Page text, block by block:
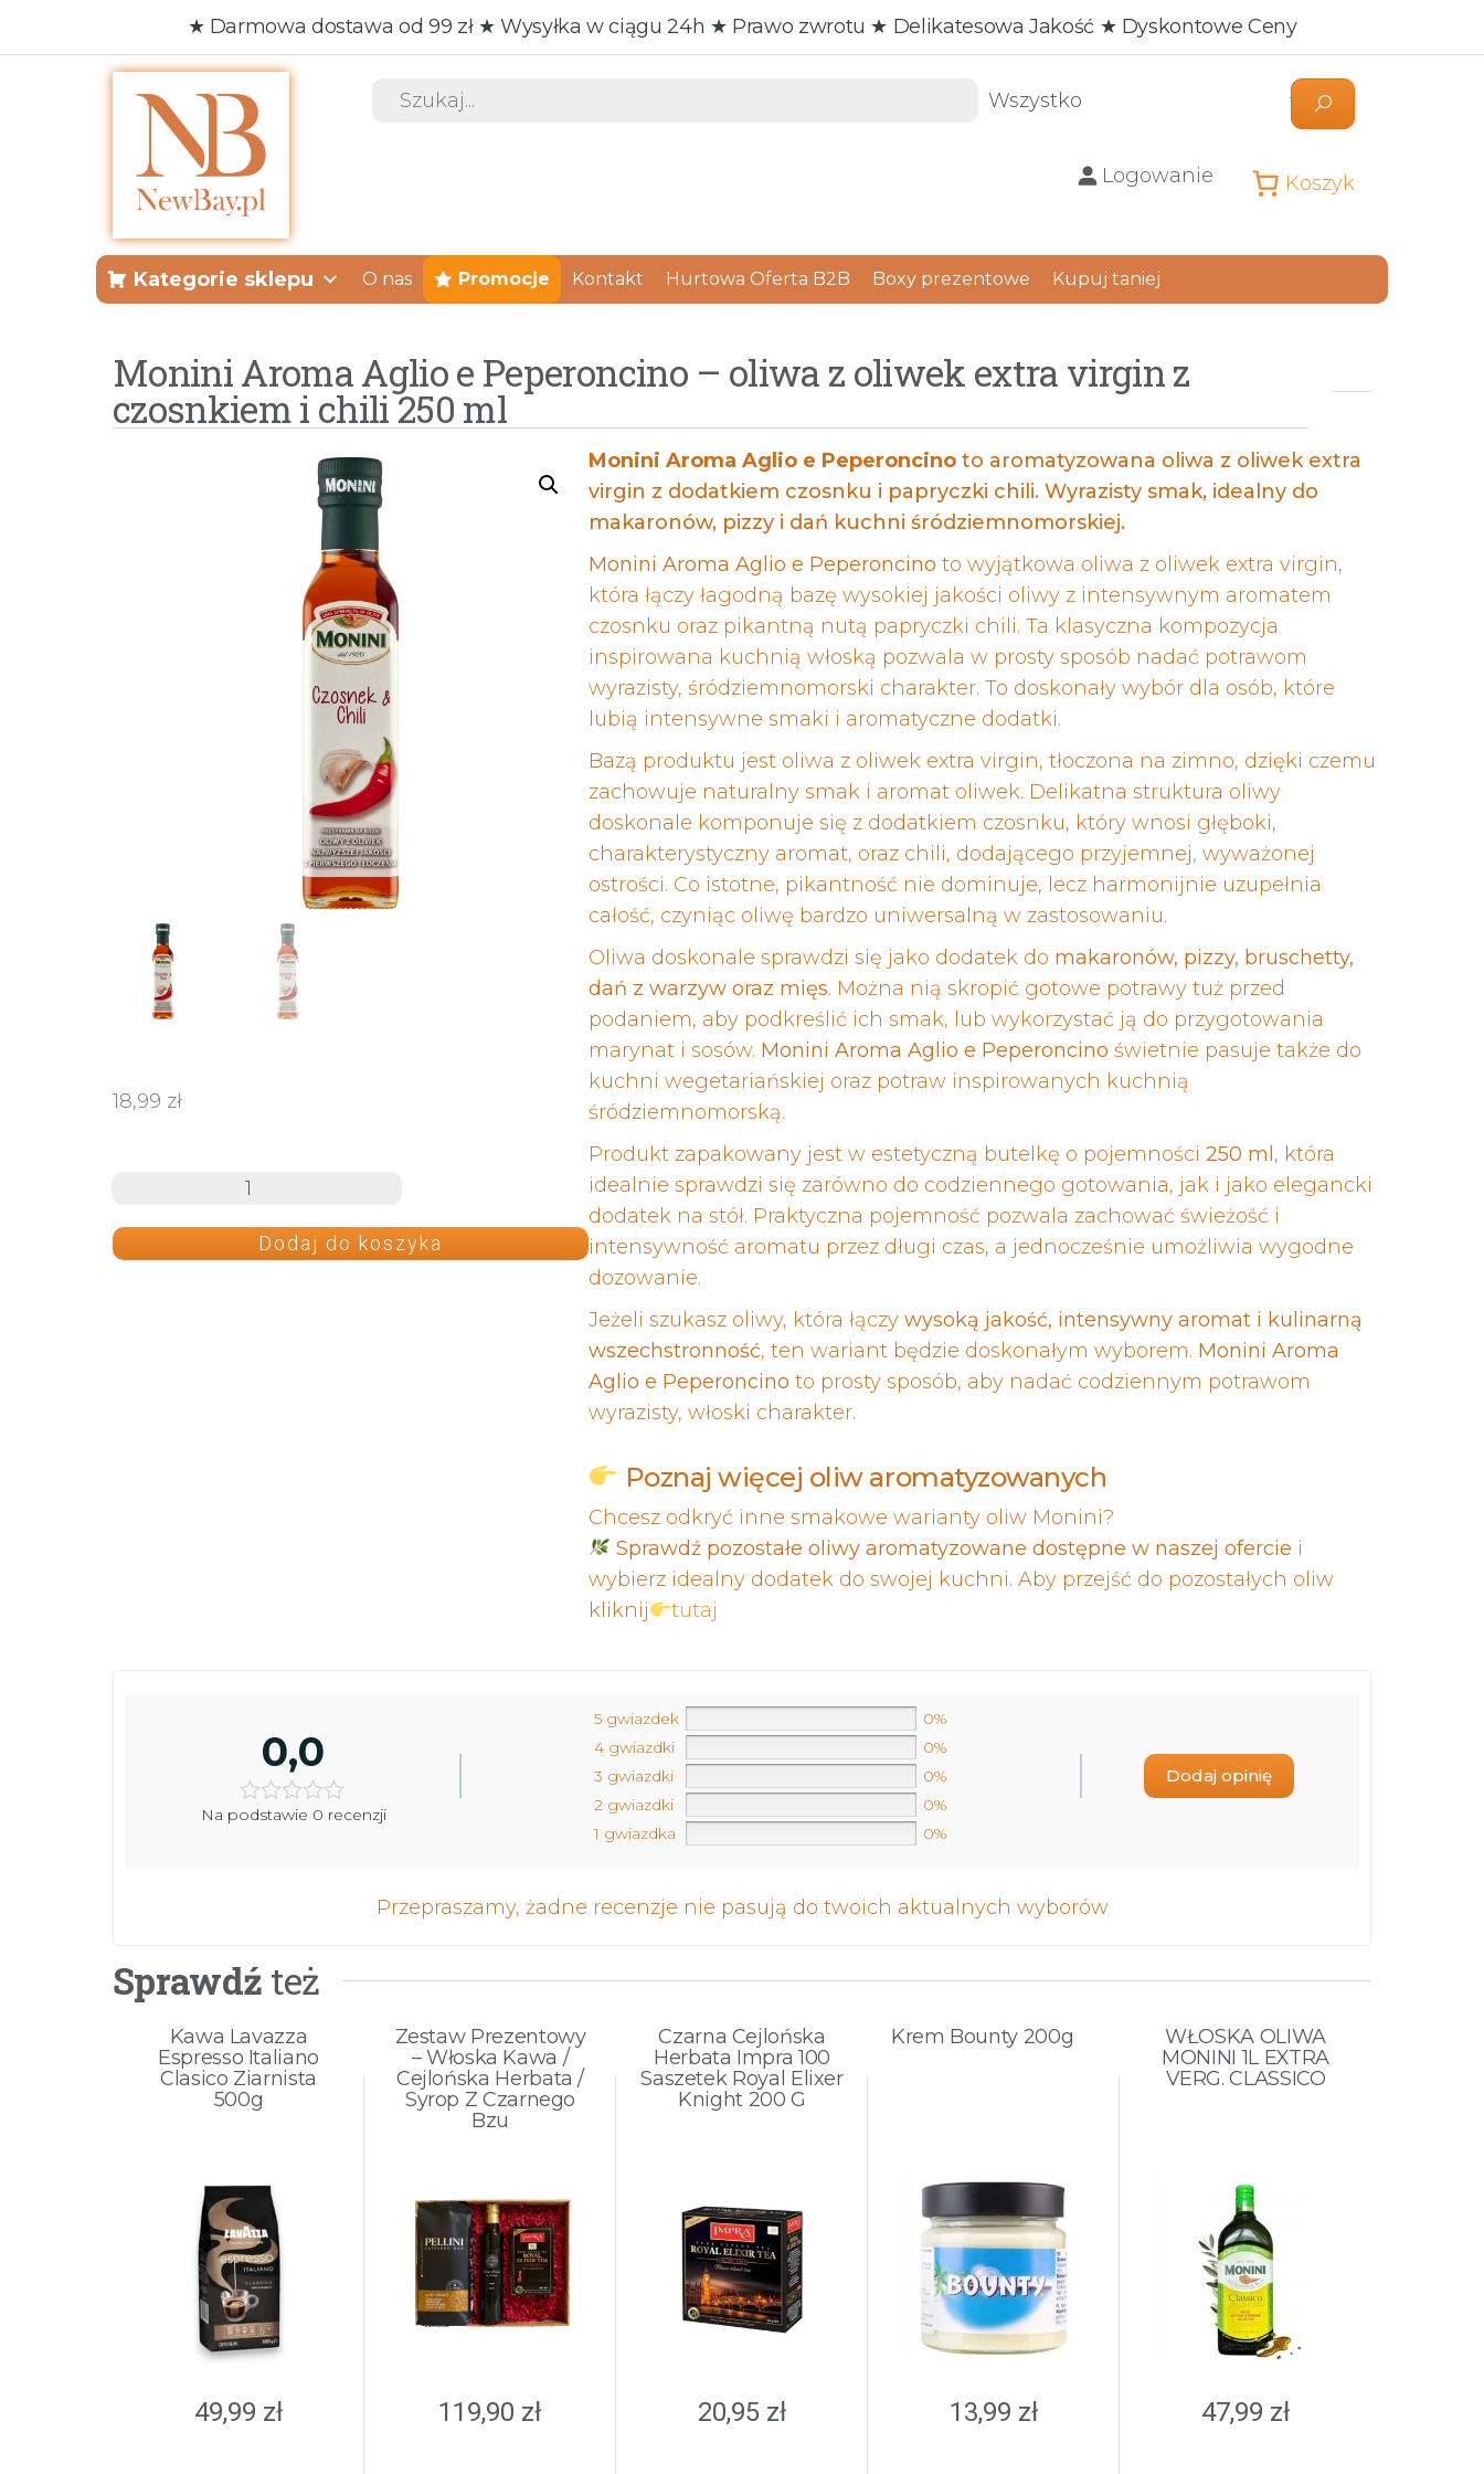
★ Darmowa dostawa od 99 zł ★ Wysyłka w ciągu 24h ★ Prawo zwrotu ★ Delikatesowa Jakość ★ Dyskontowe Ceny
NewBay
Logowanie Koszyk
Kategorie sklepu O nas Promocje Kontakt Hurtowa Oferta B2B Boxy prezentowe Kupuj taniej
Monini Aroma Aglio e Peperoncino – oliwa z oliwek extra virgin z
czosnkiem i chili 250 ml
18,99 zł
Dodaj do koszyka
Monini Aroma Aglio e Peperoncinoto aromatyzowana oliwa z oliwek extra
virgin z dodatkiem czosnku i papryczki chili. Wyrazisty smak, idealny do
makaronów, pizzy i dań kuchni śródziemnomorskiej.
Monini Aroma Aglio e Peperoncino to wyjątkowa oliwa z oliwek extra virgin,
która łączy łagodną bazę wysokiej jakości oliwy z intensywnym aromatem
czosnku oraz pikantną nutą papryczki chili. Ta klasyczna kompozycja
inspirowana kuchnią włoską pozwala w prosty sposób nadać potrawom
wyrazisty, śródziemnomorski charakter. To doskonały wybór dla osób, które
lubią intensywne smaki i aromatyczne dodatki.
Bazą produktu jest oliwa z oliwek extra virgin, tłoczona na zimno, dzięki czemu
zachowuje naturalny smak i aromat oliwek. Delikatna struktura oliwy
doskonale komponuje się z dodatkiem czosnku, który wnosi głęboki,
charakterystyczny aromat, oraz chili, dodającego przyjemnej, wyważonej
ostrości. Co istotne, pikantność nie dominuje, lecz harmonijnie uzupełnia
całość, czyniąc oliwę bardzo uniwersalną w zastosowaniu.
Oliwa doskonale sprawdzi się jako dodatek do makaronów, pizzy, bruschetty,
dań z warzyw oraz mięs. Można nią skropić gotowe potrawy tuż przed
podaniem, aby podkreślić ich smak, lub wykorzystać ją do przygotowania
marynat i sosów. Monini Aroma Aglio e Peperoncino świetnie pasuje także do
kuchni wegetariańskiej oraz potraw inspirowanych kuchnią
śródziemnomorską.
Produkt zapakowany jest w estetyczną butelkę o pojemności 250 ml , która
idealnie sprawdzi się zarówno do codziennego gotowania, jak i jako elegancki
dodatek na stół. Praktyczna pojemność pozwala zachować świeżość i
intensywność aromatu przez długi czas, a jednocześnie umożliwia wygodne
dozowanie.
Jeżeli szukasz oliwy, która łączy wysoką jakość, intensywny aromat i kulinarną
wszechstronność, ten wariant będzie doskonałym wyborem. Monini Aroma
Aglio e Peperoncino to prosty sposób, aby nadać codziennym potrawom
wyrazisty, włoski charakter.
Poznaj więcej oliw aromatyzowanych
Chcesz odkryć inne smakowe warianty oliw Monini?
Sprawdź pozostałe oliwy aromatyzowane dostępne w naszej ofercie i
wybierz idealny dodatek do swojej kuchni. Aby przejść do pozostałych oliw
kliknij
tutaj
0,0
Na podstawie 0 recenzji
5 gwiazdek
0%
4 gwiazdki
0%
3 gwiazdki
0%
2 gwiazdki
0%
1 gwiazdka
0%
Dodaj opinię
Przepraszamy, żadne recenzje nie pasują do twoich aktualnych wyborów
Sprawdź też
Kawa Lavazza
Espresso Italiano
Clasico Ziarnista
500g
49,99 zł
Zestaw Prezentowy
– Włoska Kawa /
Cejlońska Herbata /
Syrop Z Czarnego
Bzu
119,90 zł
Czarna Cejlońska
Herbata Impra 100
Saszetek Royal Elixer
Knight 200 G
20,95 zł
Krem Bounty 200g
13,99 zł
WŁOSKA OLIWA
MONINI 1L EXTRA
VERG. CLASSICO
47,99 zł